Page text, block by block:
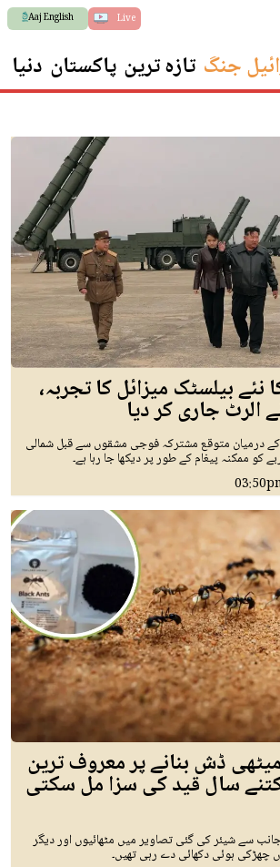
Live
Aaj English
جنگ تازہ ترین پاکستان دنیا
نئے بیلسٹک میزائل کا تجربہ،
الرٹ جاری کر دیا
کے درمیان متوقع مشترکہ فوجی مشقوں سے قبل شمالی
کو ممکنہ پیغام کے طور پر دیکھا جا رہا ہے۔
ڈش بنانے پر معروف ترین
سال قید کی سزا مل سکتی
سے شیئر کی گئی تصاویر میں مٹھائیوں اور دیگر
چھڑکی ہوئی دکھائی دے رہی تھیں۔